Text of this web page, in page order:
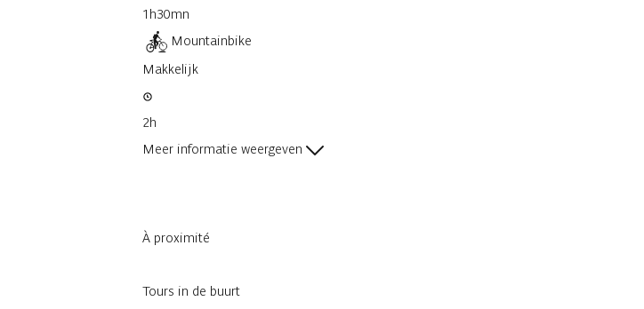
1h30mn
Mountainbike
Makkelijk
2h
Meer informatie weergeven
À proximité
Tours in de buurt